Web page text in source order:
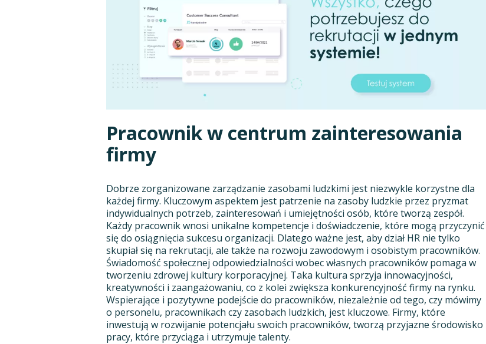
Pracownik w centrum zainteresowania
firmy
Dobrze zorganizowane zarządzanie zasobami ludzkimi jest niezwykle korzystne dla
każdej firmy. Kluczowym aspektem jest patrzenie na zasoby ludzkie przez pryzmat
indywidualnych potrzeb, zainteresowań i umiejętności osób, które tworzą zespół.
Każdy pracownik wnosi unikalne kompetencje i doświadczenie, które mogą przyczynić
się do osiągnięcia sukcesu organizacji. Dlatego ważne jest, aby dział HR nie tylko
skupiał się na rekrutacji, ale także na rozwoju zawodowym i osobistym pracowników.
Świadomość społecznej odpowiedzialności wobec własnych pracowników pomaga w
tworzeniu zdrowej kultury korporacyjnej. Taka kultura sprzyja innowacyjności,
kreatywności i zaangażowaniu, co z kolei zwiększa konkurencyjność firmy na rynku.
Wspierające i pozytywne podejście do pracowników, niezależnie od tego, czy mówimy
o personelu, pracownikach czy zasobach ludzkich, jest kluczowe. Firmy, które
inwestują w rozwijanie potencjału swoich pracowników, tworzą przyjazne środowisko
pracy, które przyciąga i utrzymuje talenty.